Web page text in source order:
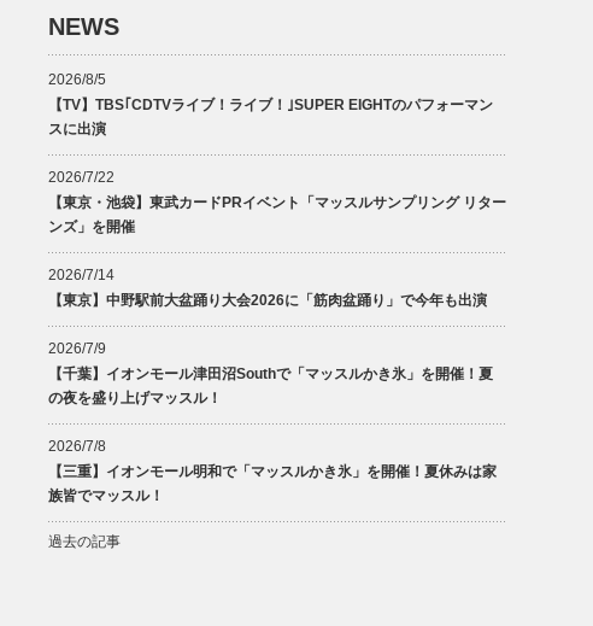
NEWS
2026/8/5
【TV】TBS｢CDTVライブ！ライブ！｣SUPER EIGHTのパフォーマン
スに出演
2026/7/22
【東京・池袋】東武カードPRイベント「マッスルサンプリング リター
ンズ」を開催
2026/7/14
【東京】中野駅前大盆踊り大会2026に「筋肉盆踊り」で今年も出演
2026/7/9
【千葉】イオンモール津田沼Southで「マッスルかき氷」を開催！夏
の夜を盛り上げマッスル！
2026/7/8
【三重】イオンモール明和で「マッスルかき氷」を開催！夏休みは家
族皆でマッスル！
過去の記事